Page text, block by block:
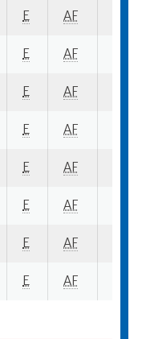
E AF
E AF
E AF
E AF
E AF
E AF
E AF
E AF